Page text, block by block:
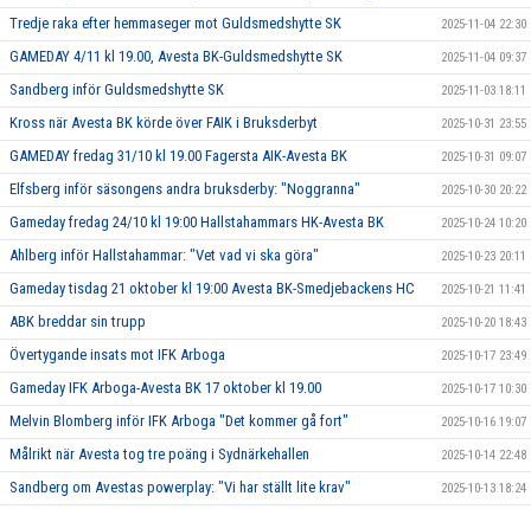
Tredje raka efter hemmaseger mot Guldsmedshytte SK 2025-11-04 22:30
GAMEDAY 4/11 kl 19.00, Avesta BK-Guldsmedshytte SK 2025-11-04 09:37
Sandberg inför Guldsmedshytte SK 2025-11-03 18:11
Kross när Avesta BK körde över FAIK i Bruksderbyt 2025-10-31 23:55
GAMEDAY fredag 31/10 kl 19.00 Fagersta AIK-Avesta BK 2025-10-31 09:07
Elfsberg inför säsongens andra bruksderby: "Noggranna" 2025-10-30 20:22
Gameday fredag 24/10 kl 19:00 Hallstahammars HK-Avesta BK 2025-10-24 10:20
Ahlberg inför Hallstahammar: "Vet vad vi ska göra" 2025-10-23 20:11
Gameday tisdag 21 oktober kl 19:00 Avesta BK-Smedjebackens HC 2025-10-21 11:41
ABK breddar sin trupp 2025-10-20 18:43
Övertygande insats mot IFK Arboga 2025-10-17 23:49
Gameday IFK Arboga-Avesta BK 17 oktober kl 19.00 2025-10-17 10:30
Melvin Blomberg inför IFK Arboga "Det kommer gå fort" 2025-10-16 19:07
Målrikt när Avesta tog tre poäng i Sydnärkehallen 2025-10-14 22:48
Sandberg om Avestas powerplay: "Vi har ställt lite krav" 2025-10-13 18:24